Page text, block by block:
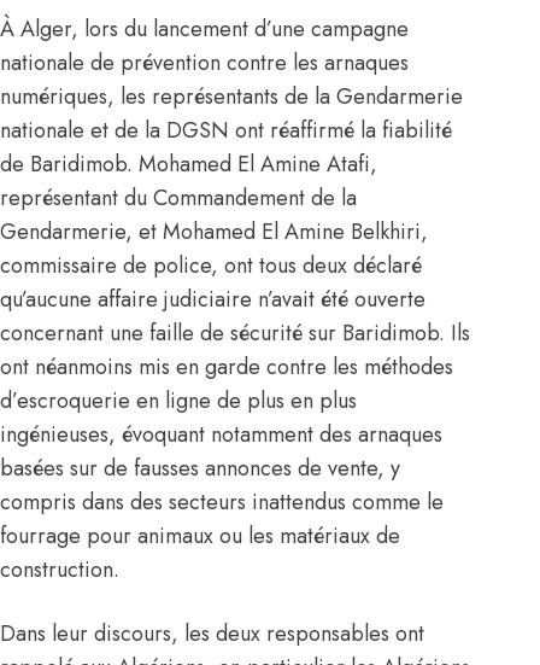
À Alger, lors du lancement d’une campagne
nationale de prévention contre les arnaques
numériques, les représentants de la Gendarmerie
nationale et de la DGSN ont réaffirmé la fiabilité
de Baridimob. Mohamed El Amine Atafi,
représentant du Commandement de la
Gendarmerie, et Mohamed El Amine Belkhiri,
commissaire de police, ont tous deux déclaré
qu’aucune affaire judiciaire n’avait été ouverte
concernant une faille de sécurité sur Baridimob. Ils
ont néanmoins mis en garde contre les méthodes
d’escroquerie en ligne de plus en plus
ingénieuses, évoquant notamment des arnaques
basées sur de fausses annonces de vente, y
compris dans des secteurs inattendus comme le
fourrage pour animaux ou les matériaux de
construction.
Dans leur discours, les deux responsables ont